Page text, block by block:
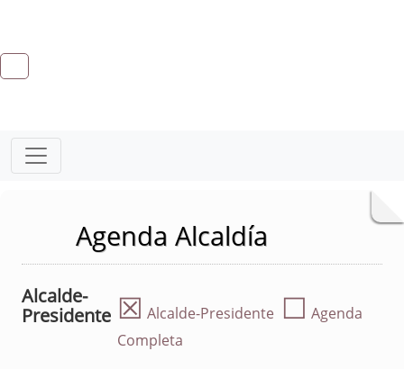
Agenda Alcaldía
Alcalde-
Presidente ☒ Alcalde-Presidente ☐ Agenda
Completa